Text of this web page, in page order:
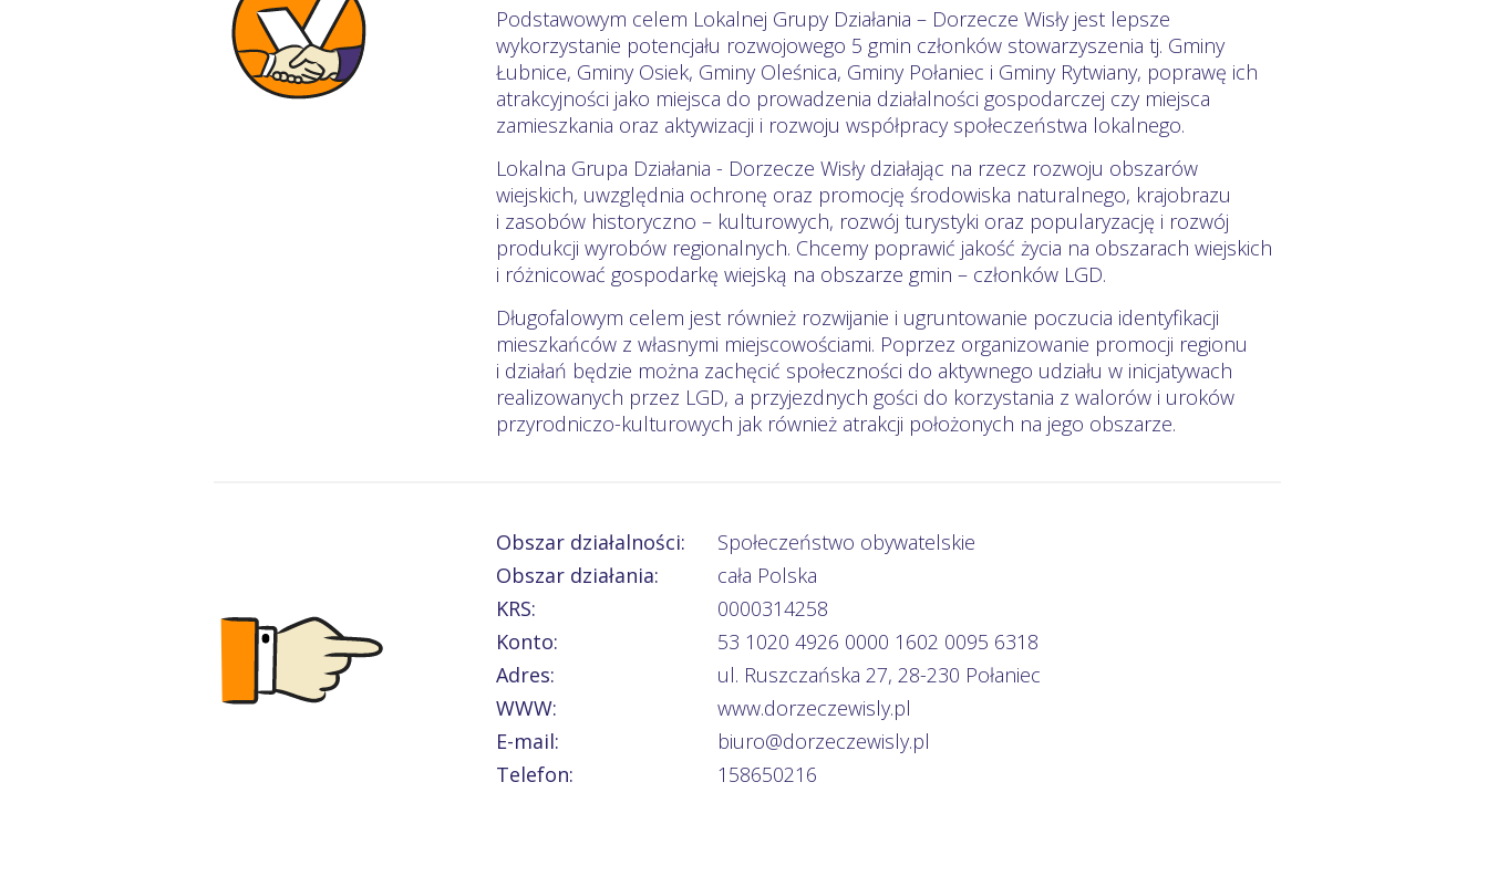
Podstawowym celem Lokalnej Grupy Działania – Dorzecze Wisły jest lepsze
wykorzystanie potencjału rozwojowego 5 gmin członków stowarzyszenia tj. Gminy
Łubnice, Gminy Osiek, Gminy Oleśnica, Gminy Połaniec i Gminy Rytwiany, poprawę ich
atrakcyjności jako miejsca do prowadzenia działalności gospodarczej czy miejsca
zamieszkania oraz aktywizacji i rozwoju współpracy społeczeństwa lokalnego.
Lokalna Grupa Działania - Dorzecze Wisły działając na rzecz rozwoju obszarów
wiejskich, uwzględnia ochronę oraz promocję środowiska naturalnego, krajobrazu
i zasobów historyczno – kulturowych, rozwój turystyki oraz popularyzację i rozwój
produkcji wyrobów regionalnych. Chcemy poprawić jakość życia na obszarach wiejskich
i różnicować gospodarkę wiejską na obszarze gmin – członków LGD.
Długofalowym celem jest również rozwijanie i ugruntowanie poczucia identyfikacji
mieszkańców z własnymi miejscowościami. Poprzez organizowanie promocji regionu
i działań będzie można zachęcić społeczności do aktywnego udziału w inicjatywach
realizowanych przez LGD, a przyjezdnych gości do korzystania z walorów i uroków
przyrodniczo-kulturowych jak również atrakcji położonych na jego obszarze.
Obszar działalności:
Społeczeństwo obywatelskie
Obszar działania:
cała Polska
KRS:
0000314258
Konto:
53 1020 4926 0000 1602 0095 6318
Adres:
ul. Ruszczańska 27, 28-230 Połaniec
WWW:
www.dorzeczewisly.pl
E-mail:
biuro@dorzeczewisly.pl
Telefon:
158650216